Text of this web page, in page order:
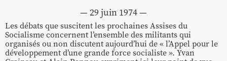
29 juin 1974
Les débats que suscitent les prochaines Assises du
Socialisme concernent l’ensemble des militants qui
organisés ou non discutent aujourd’hui de « l’Appel pour le
développement d’une grande force socialiste ». Yvan